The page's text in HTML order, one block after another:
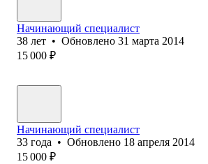
Начинающий специалист
38 лет • Обновлено 31 марта 2014
15 000 ₽
Начинающий специалист
33 года • Обновлено 18 апреля 2014
15 000 ₽